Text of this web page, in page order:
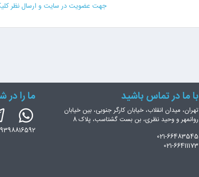
جهت عضویت در سایت و ارسال نظر
با ما در تماس باشید
تهران، میدان انقلاب، خیابان کارگر جنوبی، بین خیابان
روانمهر و وحید نظری، بن بست گشتاسب، پلاک 8
021-66483545
021-66411173
ما را در